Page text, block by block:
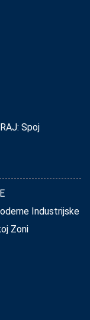
Spoj
Industrijske
Zoni